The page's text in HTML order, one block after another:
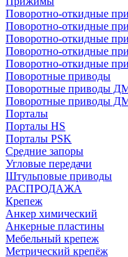
Поворотно-откидные
Поворотно-откидные
Поворотно-откидные
Поворотно-откидные
Поворотно-откидные
Поворотные приводы
Поворотные приводы ДМ
Поворотные приводы
Порталы
Порталы HS
Порталы PSK
Средние запоры
Угловые передачи
Штульповые приводы
РАСПРОДАЖА
Крепеж
Анкер химический
Анкерные пластины
Мебельный крепеж
Метрический крепёж